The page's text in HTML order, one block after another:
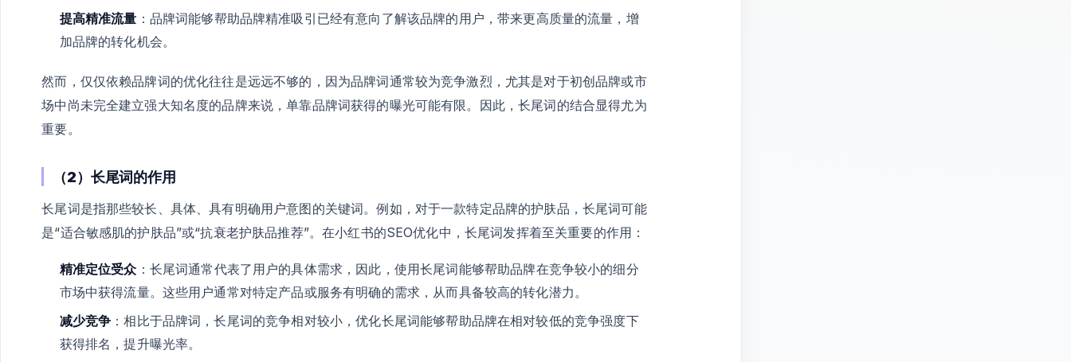
提高精准流量 ：品牌词能够帮助品牌精准吸引已经有意向了解该品牌的用户，带来更高质量的流量，增
加品牌的转化机会。
然而，仅仅依赖品牌词的优化往往是远远不够的，因为品牌词通常较为竞争激烈，尤其是对于初创品牌或市
场中尚未完全建立强大知名度的品牌来说，单靠品牌词获得的曝光可能有限。因此，长尾词的结合显得尤为
重要。
（2）长尾词的作用
长尾词是指那些较长、具体、具有明确用户意图的关键词。例如，对于一款特定品牌的护肤品，长尾词可能
是“适合敏感肌的护肤品”或“抗衰老护肤品推荐”。在小红书的SEO优化中，长尾词发挥着至关重要的作用：
精准定位受众 ：长尾词通常代表了用户的具体需求，因此，使用长尾词能够帮助品牌在竞争较小的细分
市场中获得流量。这些用户通常对特定产品或服务有明确的需求，从而具备较高的转化潜力。
减少竞争 ：相比于品牌词，长尾词的竞争相对较小，优化长尾词能够帮助品牌在相对较低的竞争强度下
获得排名，提升曝光率。